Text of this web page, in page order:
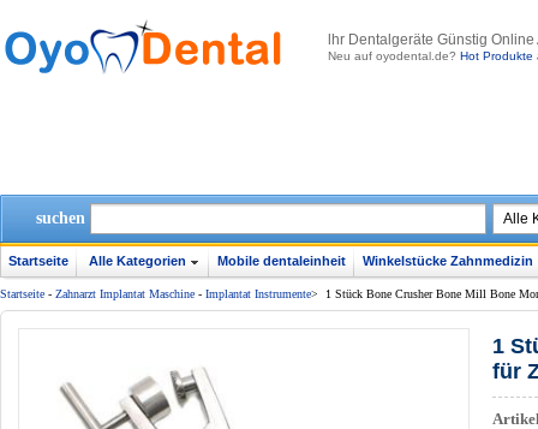
lhr Dentalgeräte Günstig
Neu auf oyodental.de? Hot Produkte
suchen
Startseite Alle Kategorien Mobile dentaleinheit Winkelstücke Zahnmedizin
Startseite - Zahnarzt Implantat Maschine - Implantat Instrumente> 1 Stück Bone Crusher Bone Mill Bone
1
für